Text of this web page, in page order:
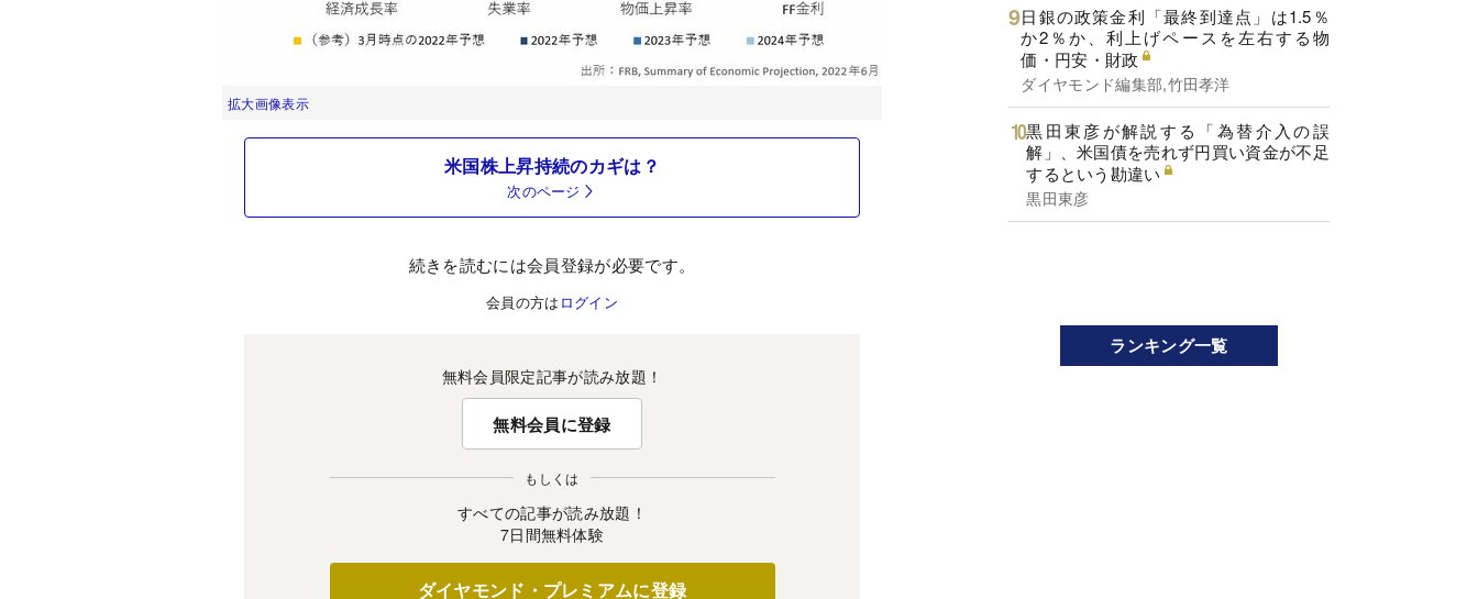
拡大画像表示
米国株上昇持続のカギは？
次のページ
続きを読むには会員登録が必要です。
会員の方は ログイン
無料会員限定記事が読み放題！
無料会員に登録
もしくは
すべての記事が読み放題！
7日間無料体験
ダイヤモンド・プレミアムに登録
日銀の政策金利「最終到達点」は1.5％
か2％か、利上げペースを左右する物
価・円安・財政
ダイヤモンド編集部,竹田孝洋
黒田東彦が解説する「為替介入の誤
解」、米国債を売れず円買い資金が不足
するという勘違い
黒田東彦
ランキング一覧